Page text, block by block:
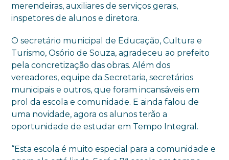
merendeiras, auxiliares de serviços gerais,
inspetores de alunos e diretora.
O secretário municipal de Educação, Cultura e
Turismo, Osório de Souza, agradeceu ao prefeito
pela concretização das obras. Além dos
vereadores, equipe da Secretaria, secretários
municipais e outros, que foram incansáveis em
prol da escola e comunidade. E ainda falou de
uma novidade, agora os alunos terão a
oportunidade de estudar em Tempo Integral.
“Esta escola é muito especial para a comunidade e